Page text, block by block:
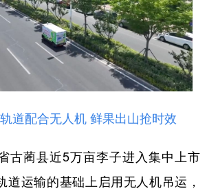
道配合无人机 鲜果出山抢时效
蔺县近5万亩李子进入集中上市
道运输的基础上启用无人机吊运，